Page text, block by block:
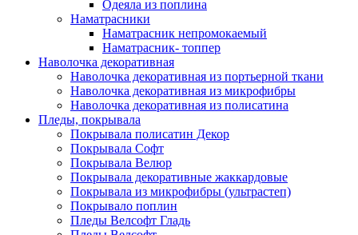
Одеяла из поплина
Наматрасники
Наматрасник непромокаемый
Наматрасник- топпер
Наволочка декоративная
Наволочка декоративная из портьерной ткани
Наволочка декоративная из микрофибры
Наволочка декоративная из полисатина
Пледы, покрывала
Покрывала полисатин Декор
Покрывала Софт
Покрывала Велюр
Покрывала декоративные жаккардовые
Покрывала из микрофибры (ультрастеп)
Покрывало поплин
Пледы Велсофт Гладь